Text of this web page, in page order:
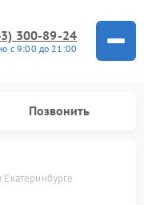
300-89-24
с 9:00 до 21:00
Позвонить